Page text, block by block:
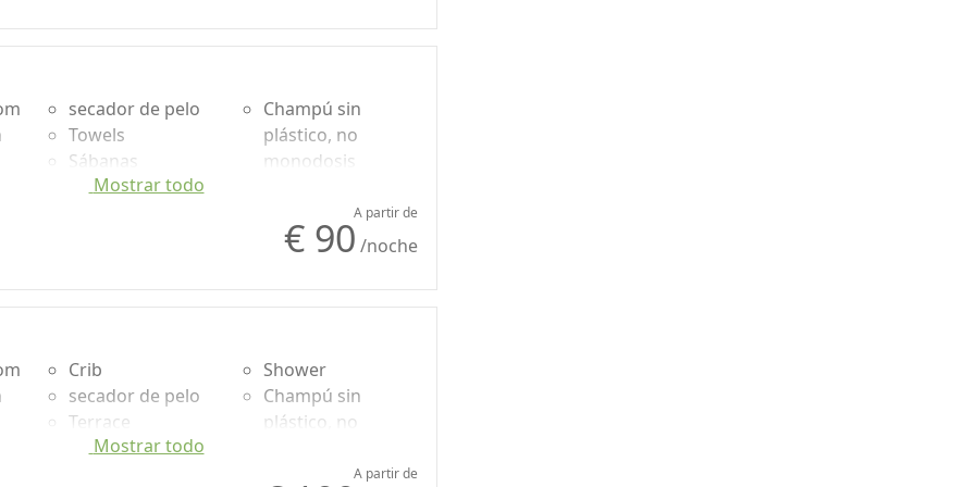
Sofa
Cooking utensils
Garden view
secador de pelo
Towels
Sábanas
Cupboard or
Champú sin
plástico, no
monodosis
Garden view
Own entrance
Mostrar todo
A partir de
€ 90 /noche
Crib
secador de pelo
Terrace
Towels
Shower
Champú sin
plástico, no
Mostrar todo
A partir de